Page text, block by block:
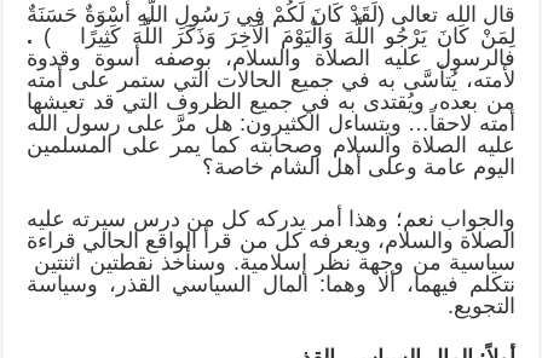
قال الله تعالى (لَقَدْ كَانَ لَكُمْ فِي رَسُولِ اللَّهِ أُسْوَةٌ حَسَنَةٌ
لِمَنْ كَانَ يَرْجُو اللَّهَ وَالْيَوْمَ الْآخِرَ وَذَكَرَ اللَّهَ كَثِيرًا ) .
فالرسول عليه الصلاة والسلام، بوصفه أسوة وقدوة
لأمته، يُتأسَّى به في جميع الحالات التي ستمر على أمته
من بعده، ويُقتدى به في جميع الظروف التي قد تعيشها
أمته لاحقاً… ويتساءل الكثيرون: هل مرَّ على رسول الله
عليه الصلاة والسلام وصحابته كما يمر على المسلمين
اليوم عامة وعلى أهل الشام خاصة؟
والجواب نعم؛ وهذا أمر يدركه كل من درس سيرته عليه
الصلاة والسلام، ويعرفه كل من قرأ الواقع الحالي قراءة
سياسية من وجهة نظر إسلامية. وسنأخذ نقطتين اثنتين
نتكلم فيهما، ألا وهما: المال السياسي القذر، وسياسة
التجويع.